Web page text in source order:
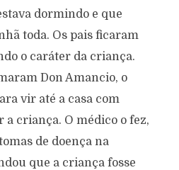
Pedro Rivera Jaro
11, 2023
458 views
en leer
dormindo e que
toda. Os pais ficaram
o caráter da criança.
Don Amancio, o
vir até a casa com
criança. O médico o fez,
de doença na
que a criança fosse